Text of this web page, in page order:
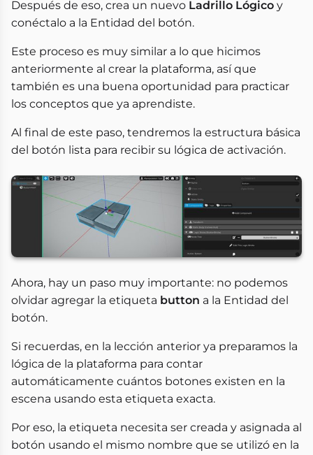
Después de eso, crea un nuevo Ladrillo Lógico y
conéctalo a la Entidad del botón.
Este proceso es muy similar a lo que hicimos
anteriormente al crear la plataforma, así que
también es una buena oportunidad para practicar
los conceptos que ya aprendiste.
Al final de este paso, tendremos la estructura básica
del botón lista para recibir su lógica de activación.
Ahora, hay un paso muy importante: no podemos
olvidar agregar la etiqueta button a la Entidad del
botón.
Si recuerdas, en la lección anterior ya preparamos la
lógica de la plataforma para contar
automáticamente cuántos botones existen en la
escena usando esta etiqueta exacta.
Por eso, la etiqueta necesita ser creada y asignada al
botón usando el mismo nombre que se utilizó en la